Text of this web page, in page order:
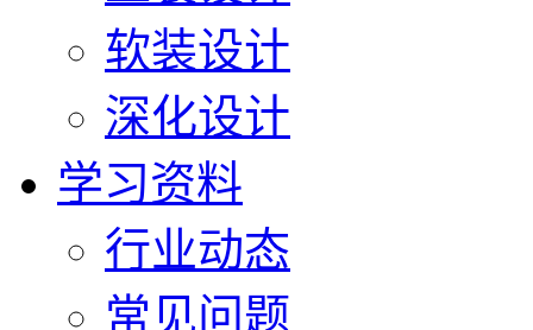
软装设计
深化设计
学习资料
行业动态
常见问题